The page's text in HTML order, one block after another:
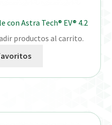
Astra Tech® EV® 4.2
productos al carrito.